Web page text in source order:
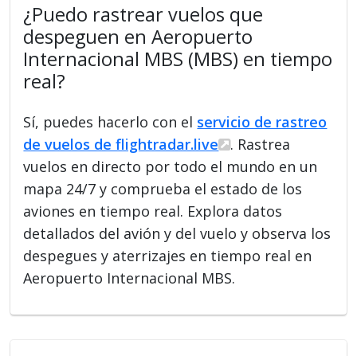
¿Puedo rastrear vuelos que
despeguen en Aeropuerto
Internacional MBS (MBS) en tiempo
real?
Sí, puedes hacerlo con el servicio de rastreo
de vuelos de flightradar.live
. Rastrea
vuelos en directo por todo el mundo en un
mapa 24/7 y comprueba el estado de los
aviones en tiempo real. Explora datos
detallados del avión y del vuelo y observa los
despegues y aterrizajes en tiempo real en
Aeropuerto Internacional MBS.